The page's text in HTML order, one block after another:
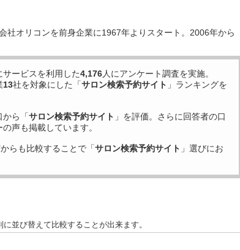
社オリコンを前身企業に1967年よりスタート。2006年から
ービスを利用した4,176人にアンケート調査を実施。
13社を対象にした「サロン検索予約サイト 」ランキングを
から「サロン検索予約サイト 」を評価。さらに回答者の口
声も掲載しています。
らも比較することで「サロン検索予約サイト 」選びにお
並び替えて比較することが出来ます。